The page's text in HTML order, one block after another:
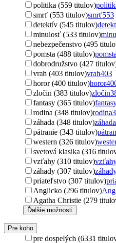
politika (559 titulov)
smrť (553 titulov)smrť553
detektív (545 titulov)
minulosť (533 titulov)
nebezpečenstvo (495
pomsta (488 titulov)pomsta
dobrodružstvo (427
vrah (403 titulov)vrah403
horor (400 titulov)horor
zločin (383 titulov)zločin
fantasy (365 titulov)
rodina (348 titulov)rodina
záhada (348 titulov)záhada
pátranie (343 titulov)
western (326 titulov)
svetová klasika (316
vzťahy (310 titulov)
záhady (307 titulov)
priateľstvo (307 titulov)
Anglicko (296 titulov)
Agatha Christie (279
Ďalšie možnosti
Pre koho
pre dospelých (6331